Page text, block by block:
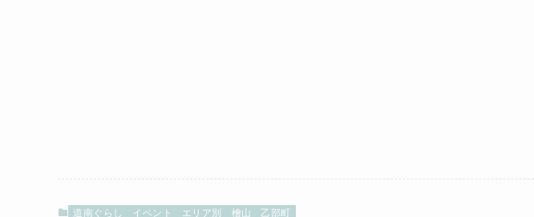
道南ぐらし イベント エリア別 檜山 乙部町